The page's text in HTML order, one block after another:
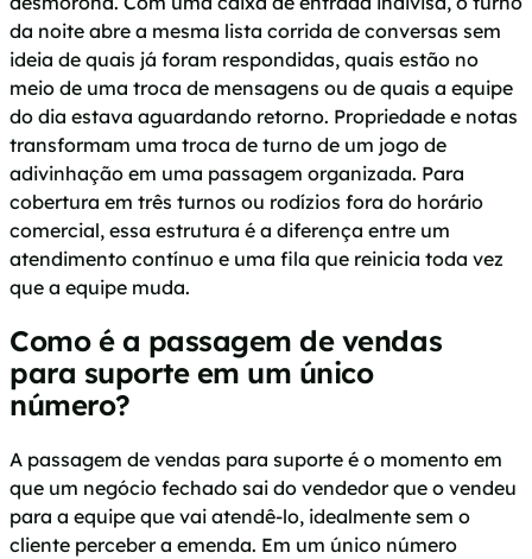
da noite abre a mesma lista corrida de conversas sem
ideia de quais já foram respondidas, quais estão no
meio de uma troca de mensagens ou de quais a equipe
do dia estava aguardando retorno. Propriedade e notas
transformam uma troca de turno de um jogo de
adivinhação em uma passagem organizada. Para
cobertura em três turnos ou rodízios fora do horário
comercial, essa estrutura é a diferença entre um
atendimento contínuo e uma fila que reinicia toda vez
que a equipe muda.
Como é a passagem de vendas
para suporte em um único
número?
A passagem de vendas para suporte é o momento em
que um negócio fechado sai do vendedor que o vendeu
para a equipe que vai atendê-lo, idealmente sem o
cliente perceber a emenda. Em um único número